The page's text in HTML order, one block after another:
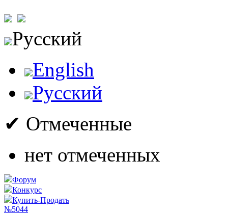
Русский
English
Русский
✔ Отмеченные
нет отмеченных
Форум
Конкурс
Купить-Продать
№5044